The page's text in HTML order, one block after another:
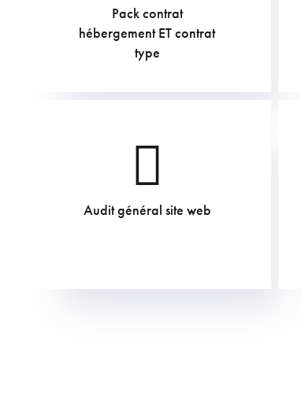
Pack contrat
hébergement ET contrat
type
1210 €
Audit général site web